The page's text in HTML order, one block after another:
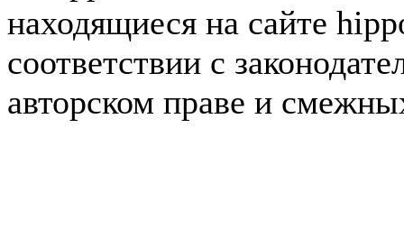
находящиеся на сайте
соответствии с
авторском праве и